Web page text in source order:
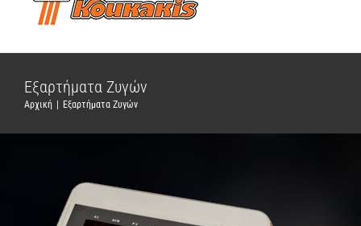
Εξαρτήματα Ζυγών
Αρχική Εξαρτήματα Ζυγών